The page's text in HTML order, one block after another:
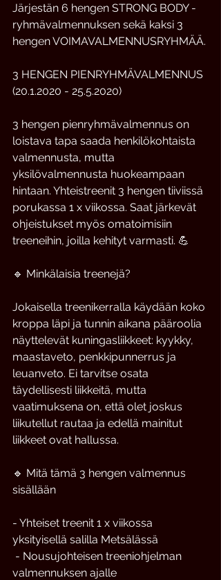
Järjestän 6 hengen STRONG BODY -
ryhmävalmennuksen sekä kaksi 3
hengen VOIMAVALMENNUSRYHMÄÄ.
3 HENGEN PIENRYHMÄVALMENNUS
(20.1.2020 - 25.5.2020)
3 hengen pienryhmävalmennus on
loistava tapa saada henkilökohtaista
valmennusta, mutta
yksilövalmennusta huokeampaan
hintaan. Yhteistreenit 3 hengen tiiviissä
porukassa 1 x viikossa. Saat järkevät
ohjeistukset myös omatoimisiin
treeneihin, joilla kehityt varmasti. 💪
🔹 Minkälaisia treenejä?
Jokaisella treenikerralla käydään koko
kroppa läpi ja tunnin aikana pääroolia
näyttelevät kuningasliikkeet: kyykky,
maastaveto, penkkipunnerrus ja
leuanveto. Ei tarvitse osata
täydellisesti liikkeitä, mutta
vaatimuksena on, että olet joskus
liikutellut rautaa ja edellä mainitut
liikkeet ovat hallussa.
🔹 Mitä tämä 3 hengen valmennus
sisällään
- Yhteiset treenit 1 x viikossa
yksityisellä salilla Metsälässä
valmennuksen ajalle